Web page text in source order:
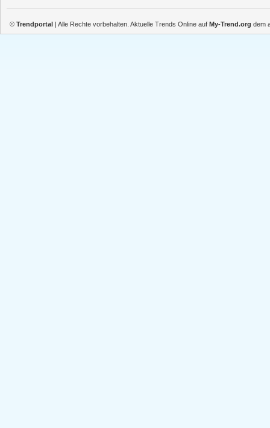
© Trendportal | Alle Rechte vorbehalten. Aktuelle Trends Online auf My-Trend.org dem